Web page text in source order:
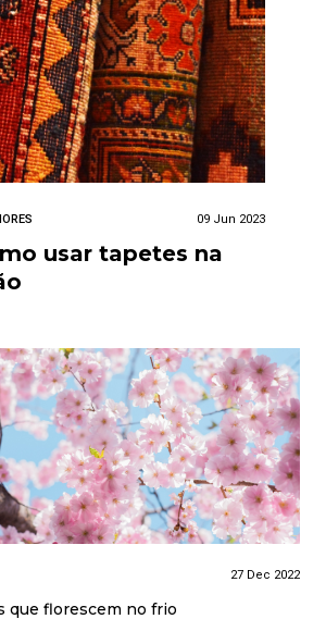
09 Jun 2023
usar tapetes na
27 Dec 2022
que florescem no frio